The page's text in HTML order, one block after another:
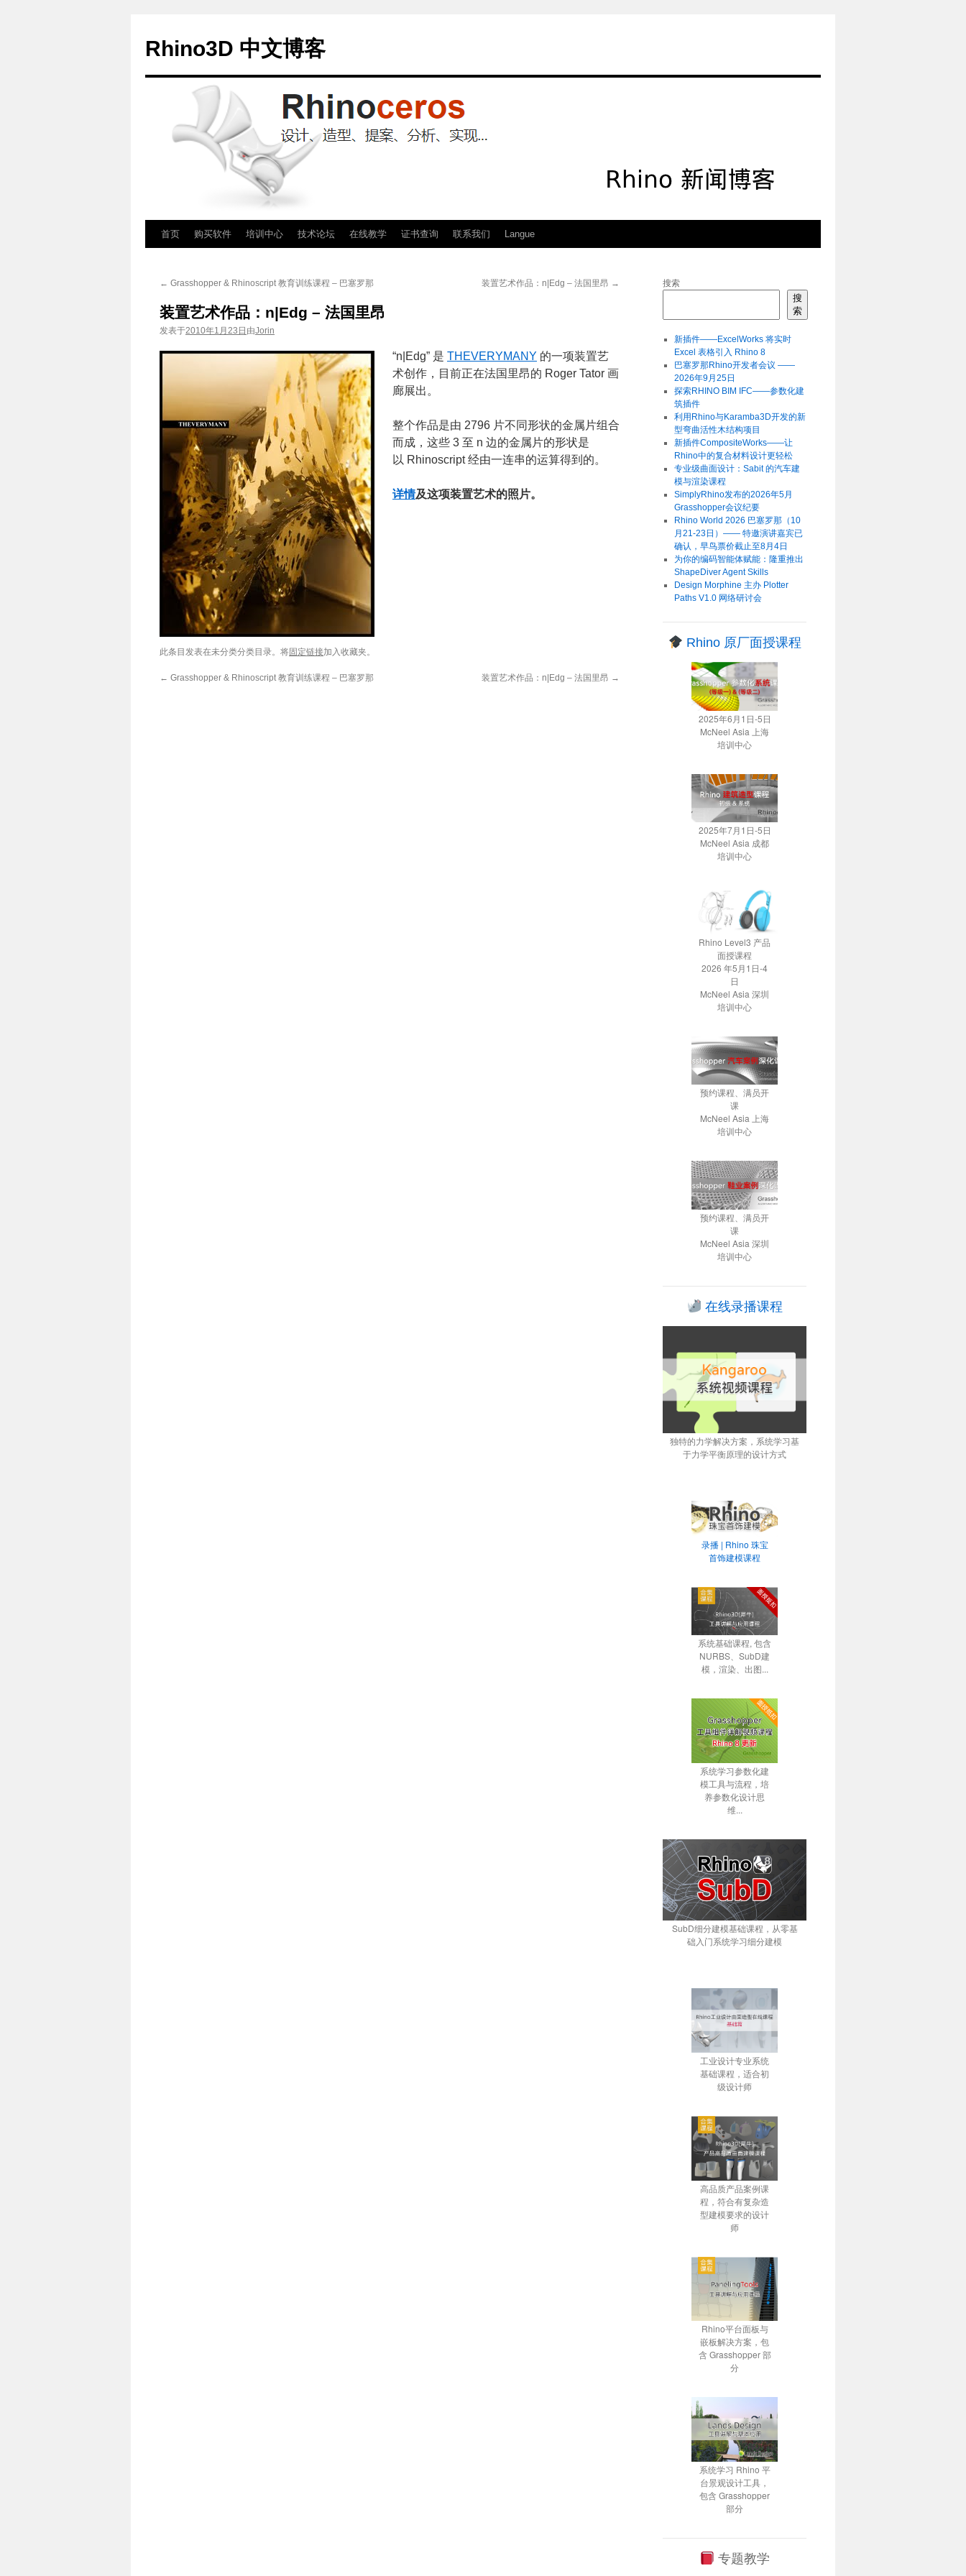
Rhino3D 中文博客
文
首页 购买软件 培训中心 技术论坛 在线教学 证书查询 联系我们 Langue
← Grasshopper & Rhinoscript 教育训练课程 – 巴塞罗那 装置艺术作品：n|Edg – 法国里昂 →
装置艺术作品：n|Edg – 法国里昂
发表于2010年1月23日 由Jorin
“n|Edg” 是 THEVERYMANY 的一项装置艺
术创作，目前正在法国里昂的 Roger Tator 画
廊展出。
整个作品是由 2796 片不同形状的金属片组合
而成，这些 3 至 n 边的金属片的形状是
以 Rhinoscript 经由一连串的运算得到的。
详情及这项装置艺术的照片。
此条目发表在未分类分类目录。将固定链接加入收藏夹。
← Grasshopper & Rhinoscript 教育训练课程 – 巴塞罗那 装置艺术作品：n|Edg – 法国里昂 →
搜索
搜
索
新插件——ExcelWorks 将实时
Excel 表格引入 Rhino 8
巴塞罗那Rhino开发者会议 ——
2026年9月25日
探索RHINO BIM IFC——参数化建
筑插件
利用Rhino与Karamba3D开发的新
型弯曲活性木结构项目
新插件CompositeWorks——让
Rhino中的复合材料设计更轻松
专业级曲面设计：Sabit 的汽车建
模与渲染课程
SimplyRhino发布的2026年5月
Grasshopper会议纪要
Rhino World 2026 巴塞罗那（10
月21-23日）—— 特邀演讲嘉宾已
确认，早鸟票价截止至8月4日
为你的编码智能体赋能：隆重推出
ShapeDiver Agent Skills
Design Morphine 主办 Plotter
Paths V1.0 网络研讨会
Rhino 原厂面授课程
2025年6月1日-5日
McNeel Asia 上海
培训中心
2025年7月1日-5日
McNeel Asia 成都
培训中心
Rhino Level3 产品
面授课程
2026 年5月1日-4
日
McNeel Asia 深圳
培训中心
预约课程、满员开
课
McNeel Asia 上海
培训中心
预约课程、满员开
课
McNeel Asia 深圳
培训中心
在线录播课程
独特的力学解决方案，系统学习基
于力学平衡原理的设计方式
录播 | Rhino 珠宝
首饰建模课程
系统基础课程, 包含
NURBS、SubD建
模，渲染、出图...
系统学习参数化建
模工具与流程，培
养参数化设计思
维...
SubD细分建模基础课程，从零基
础入门系统学习细分建模
工业设计专业系统
基础课程，适合初
级设计师
高品质产品案例课
程，符合有复杂造
型建模要求的设计
师
Rhino平台面板与
嵌板解决方案，包
含 Grasshopper 部
分
系统学习 Rhino 平
台景观设计工具，
包含 Grasshopper
部分
专题教学